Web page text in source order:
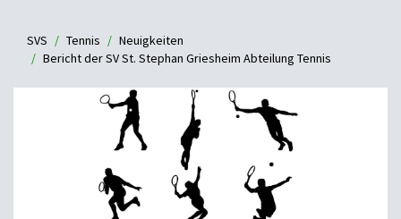
SVS Tennis
Neuigkeiten
Bericht der SV St. Stephan Griesheim Abteilung Tennis